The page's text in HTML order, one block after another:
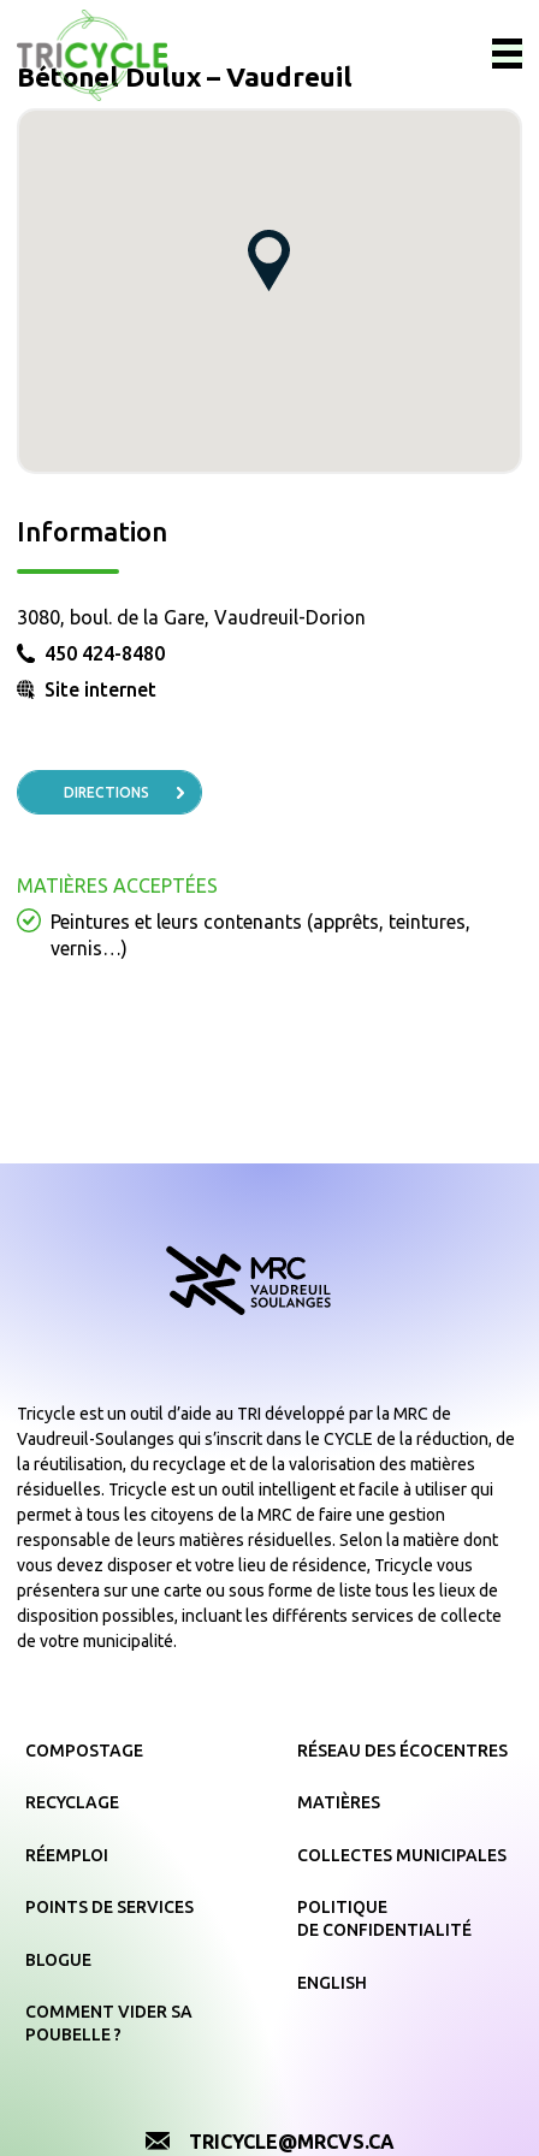
Bétonel Dulux – Vaudreuil
Information
3080, boul. de la Gare, Vaudreuil-Dorion
450 424-8480
Site internet
DIRECTIONS
MATIÈRES ACCEPTÉES
Peintures et leurs contenants (apprêts, teintures,
vernis…)
Tricycle est un outil d’aide au TRI développé par la MRC de
Vaudreuil-Soulanges qui s’inscrit dans le CYCLE de la réduction, de
la réutilisation, du recyclage et de la valorisation des matières
résiduelles. Tricycle est un outil intelligent et facile à utiliser qui
permet à tous les citoyens de la MRC de faire une gestion
responsable de leurs matières résiduelles. Selon la matière dont
vous devez disposer et votre lieu de résidence, Tricycle vous
présentera sur une carte ou sous forme de liste tous les lieux de
disposition possibles, incluant les différents services de collecte
de votre municipalité.
COMPOSTAGE
RECYCLAGE
RÉEMPLOI
POINTS DE SERVICES
BLOGUE
COMMENT VIDER SA
POUBELLE ?
RÉSEAU DES ÉCOCENTRES
MATIÈRES
COLLECTES MUNICIPALES
POLITIQUE
DE CONFIDENTIALITÉ
ENGLISH
TRICYCLE@MRCVS.CA